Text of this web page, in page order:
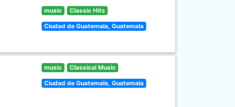
music Classic Hits
Ciudad de Guatemala, Guatemala
music Classical Music
Ciudad de Guatemala, Guatemala